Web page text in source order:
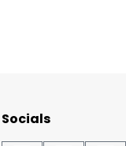
Socials